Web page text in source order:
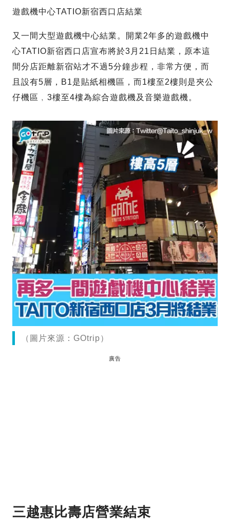
遊戲機中心TATIO新宿西口店結業
又一間大型遊戲機中心結業。開業2年多的遊戲機中
心TATIO新宿西口店宣布將於3月21日結業，原本這
間分店距離新宿站才不過5分鐘步程，非常方便，而
且設有5層，B1是貼紙相機區，而1樓至2樓則是夾公
仔機區﹐3樓至4樓為綜合遊戲機及音樂遊戲機。
（圖片來源：GOtrip）
廣告
三越惠比壽店營業結束